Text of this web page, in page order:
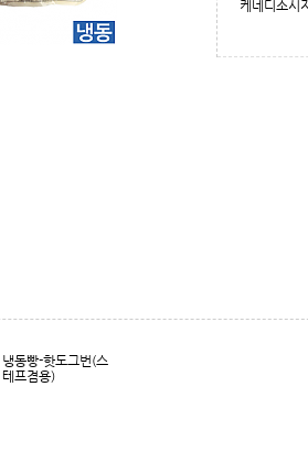
케네디소시
냉동빵-핫도그번(스
테프겸용)